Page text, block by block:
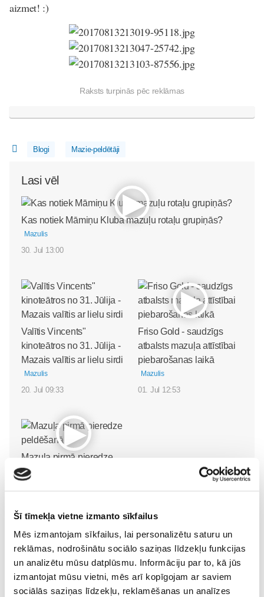
Šī tīmekļa vietne izmanto sīkfailus
Mēs izmantojam sīkfailus, lai personalizētu saturu un
reklāmas, nodrošinātu sociālo saziņas līdzekļu funkcijas
un analizētu mūsu datplūsmu. Informāciju par to, kā jūs
izmantojat mūsu vietni, mēs arī kopīgojam ar saviem
sociālās saziņas līdzekļu, reklamēšanas un analīzes
aizmet! :)
Raksts turpinās pēc reklāmas
Blogi Mazie-peldētāji
Lasi vēl
Kas notiek Māmiņu Kluba mazuļu rotaļu grupiņās?
Mazulis
30. Jul 13:00
Valītis Vincents"
kinoteātros no 31. Jūlija -
Mazais valītis ar lielu sirdi
Mazulis
20. Jul 09:33
Friso Gold - saudzīgs
atbalsts mazuļa attīstībai
piebarošanas laikā
Mazulis
01. Jul 12:53
Mazuļa pirmā pieredze
peldēšanā